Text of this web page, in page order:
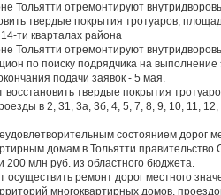
Тольятти отремонтируют
твердые покрытия тротуаров,
ти кварталах района
Тольятти отремонтируют
по поиску подрядчика на
подачи заявок - 5 мая.
восстановить твердые покрытия
в 2, 31, 3а, 3б, 4, 5, 7, 8, 9, 10, 11, 12,
состоянием дорог
домам в Тольятти
200 млн руб. из областного бюджета.
осуществить ремонт дорог местного
многоквартирных домов,